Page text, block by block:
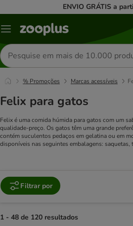
ENVIO GRÁTIS a
Menu
Pesquisar
produtos
% Promoções Marcas acessíveis
Felix para gatos
Felix é uma comida húmida para gatos com um
qualidade-preço. Os gatos têm uma grande
contém suculentos pedaços em gelatina ou em
disponíveis nas seguintes embalagens: saquetas,
Filtrar por
1 - 48 de 120 resultados